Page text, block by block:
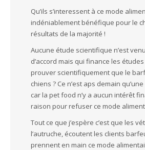
Qu’ils s’interessent à ce mode
indéniablement bénéfique pour le
résultats de la majorité !
Aucune étude scientifique n’est
d’accord mais qui finance les
prouver scientifiquement que le
chiens ? Ce n’est aps demain
car la pet food n’y a aucun intérêt
raison pour refuser ce mode
Tout ce que j’espère c’est que les
l’autruche, écoutent les clients
prennent en main ce mode